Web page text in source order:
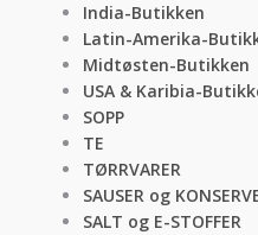
India-Butikken
Latin-Amerika-
Midtøsten-Butikken
USA & Karibia-
SOPP
TE
TØRRVARER
SAUSER og
SALT og E-STOFFER